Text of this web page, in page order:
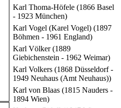
Karl Thoma-Höfele (1866 Basel
- 1923 München)
Karl Vogel (Karel Vogel) (1897
Böhmen - 1961 England)
Karl Völker (1889
Giebichenstein - 1962 Weimar)
Karl Volkers (1868 Düsseldorf -
1949 Neuhaus (Amt Neuhaus))
Karl von Blaas (1815 Nauders -
1894 Wien)